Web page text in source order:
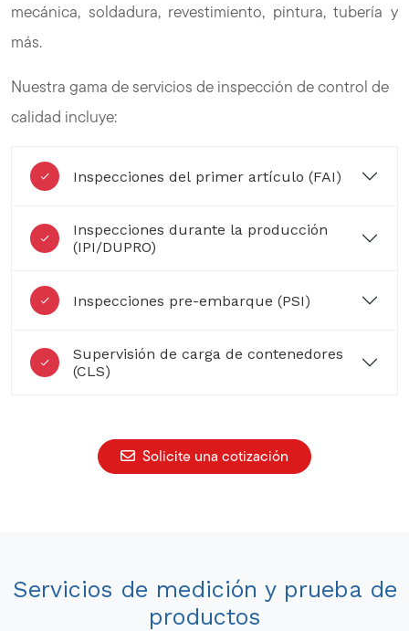
mecánica, soldadura, revestimiento, pintura, tubería y
más.
Nuestra gama de servicios de inspección de control de
calidad incluye:
Inspecciones del primer artículo (FAI)
Inspecciones durante la producción
(IPI/DUPRO)
Inspecciones pre-embarque (PSI)
Supervisión de carga de contenedores
(CLS)
Solicite una cotización
Servicios de medición y prueba de
productos